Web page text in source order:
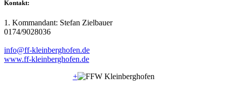
Kontakt:
1. Kommandant: Stefan Zielbauer
0174/9028036
info@ff-kleinberghofen.de
www.ff-kleinberghofen.de
+